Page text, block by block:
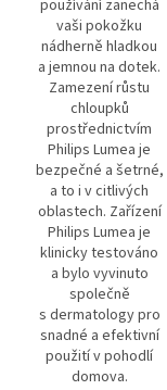
používání zanechá
vaši pokožku
nádherně hladkou
a jemnou na dotek.
Zamezení růstu
chloupků
prostřednictvím
Philips Lumea je
bezpečné a šetrné,
a to i v citlivých
oblastech. Zařízení
Philips Lumea je
klinicky testováno
a bylo vyvinuto
společně
s dermatology pro
snadné a efektivní
použití v pohodlí
domova.